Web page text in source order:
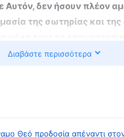
Αυτόν, δεν ήσουν πλέον
της σωτηρίας και
έπρεπε σιγά-σιγά να
το έργο δεν είχε
και παρέμενε
Διαβάστε περισσότερα
Θεό προδοσία απέναντι